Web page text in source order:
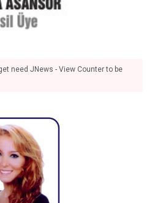
need JNews - View Counter to be